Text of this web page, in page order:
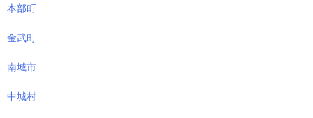
本部町
金武町
南城市
中城村